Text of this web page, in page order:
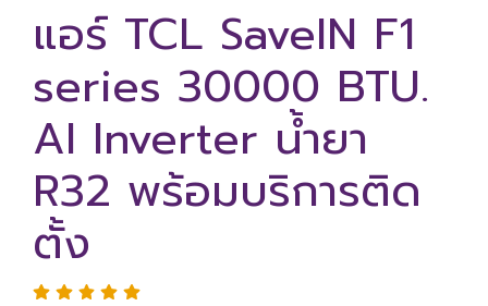
แอร์ TCL SaveIN F1
series 30000 BTU.
AI Inverter น้ำยา
R32 พร้อมบริการติด
ตั้ง